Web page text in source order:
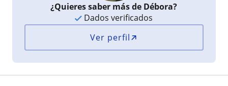
¿Quieres saber más de Débora?
Dados verificados
Ver perfil